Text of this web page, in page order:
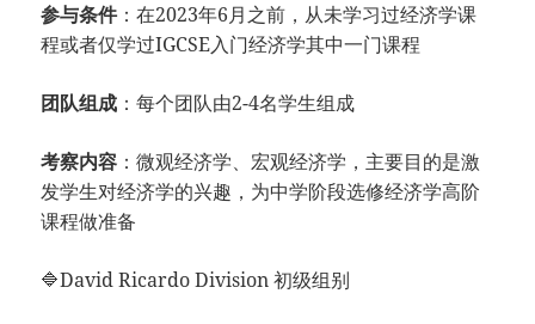
参与条件：在2023年6月之前，从未学习过经济学课
程或者仅学过IGCSE入门经济学其中一门课程
团队组成 ：每个团队由2-4名学生组成
考察内容 ：微观经济学、宏观经济学，主要目的是激
发学生对经济学的兴趣，为中学阶段选修经济学高阶
课程做准备
🔷David Ricardo Division 初级组别